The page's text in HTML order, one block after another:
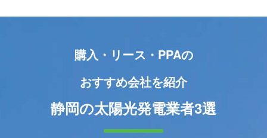
購入・リース・PPAの
おすすめ会社を紹介
静岡の太陽光発電業者3選